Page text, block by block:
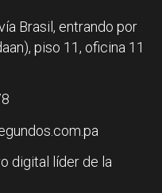
Brasil, entrando por
piso 11, oficina 11
digital líder de la